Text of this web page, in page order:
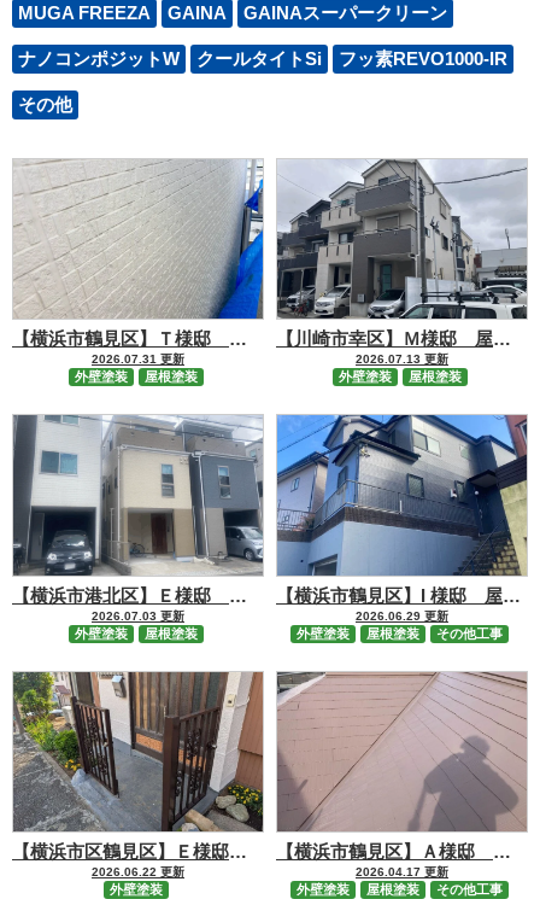
MUGA FREEZA GAINA GAINAスーパークリーン
ナノコンポジットW クールタイトSi フッ素REVO1000-IR
その他
【横浜市鶴見区】Ｔ様邸 屋根【GAINA 】・外壁【プライムProマット】塗装工事
2026.07.31 更新
外壁塗装 屋根塗装
【川崎市幸区】Ｍ様邸 屋根【ファインパーフェクトベスト】・外壁【ファインパーフェクトトップSi】塗装工事
2026.07.13 更新
外壁塗装 屋根塗装
【横浜市港北区】Ｅ様邸 屋根【RSプラチナルーフMUKI】・外壁【RSプラチナMUKI】塗装工事
2026.07.03 更新
外壁塗装 屋根塗装
【横浜市鶴見区】I 様邸 屋根【RSルーフ2液F】・外壁【RSゴールドFⅡ】塗装工事、擁壁補修・塗装工事
2026.06.29 更新
外壁塗装 屋根塗装 その他工事
【横浜市区鶴見区】Ｅ様邸 外壁【セミフロンスーパーアクアⅡ／RSシルバーマットSi】塗装工事
2026.06.22 更新
外壁塗装
【横浜市鶴見区】Ａ様邸 屋根【パーフェクトトップSi】・外壁【ファインパーフェクトベスト】塗装工事、基礎補修工事
2026.04.17 更新
外壁塗装 屋根塗装 その他工事